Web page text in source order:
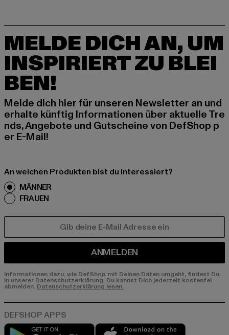
MELDE DICH AN, UM
INSPIRIERT ZU BLEI
BEN!
Melde dich hier für unseren Newsletter an und
erhalte künftig Informationen über aktuelle Tre
nds, Angebote und Gutscheine von DefShop p
er E-Mail!
An welchen Produkten bist du interessiert?
MÄNNER
FRAUEN
ANMELDEN
Informationen dazu, wie DefShop mit Deinen Daten umgeht, findest Du
in unserer Datenschutzerklärung. Du kannst Dich jederzeit kostenfei
abmelden. Datenschutzerklärung lesen.
Play market